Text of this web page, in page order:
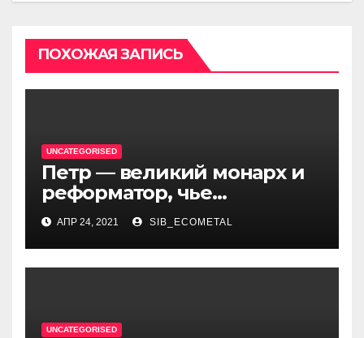
ПОХОЖАЯ ЗАПИСЬ
UNCATEGORISED
Петр — великий монарх и
реформатор, чье
правление стало вехой в
истории России и обрёл
международное
признание
АПР 24, 2021 SIB_ECOMETAL
UNCATEGORISED